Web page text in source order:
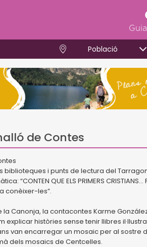
Població
de Contes
biblioteques i punts de lectura del
“CONTEN QUE ELS PRIMERS
conèixer-les”.
la Canonja, la contacontes Karme
explicar històries sense tenir llibres
van encarregar un mosaic per al sostre
dels mosaics de Centcelles.